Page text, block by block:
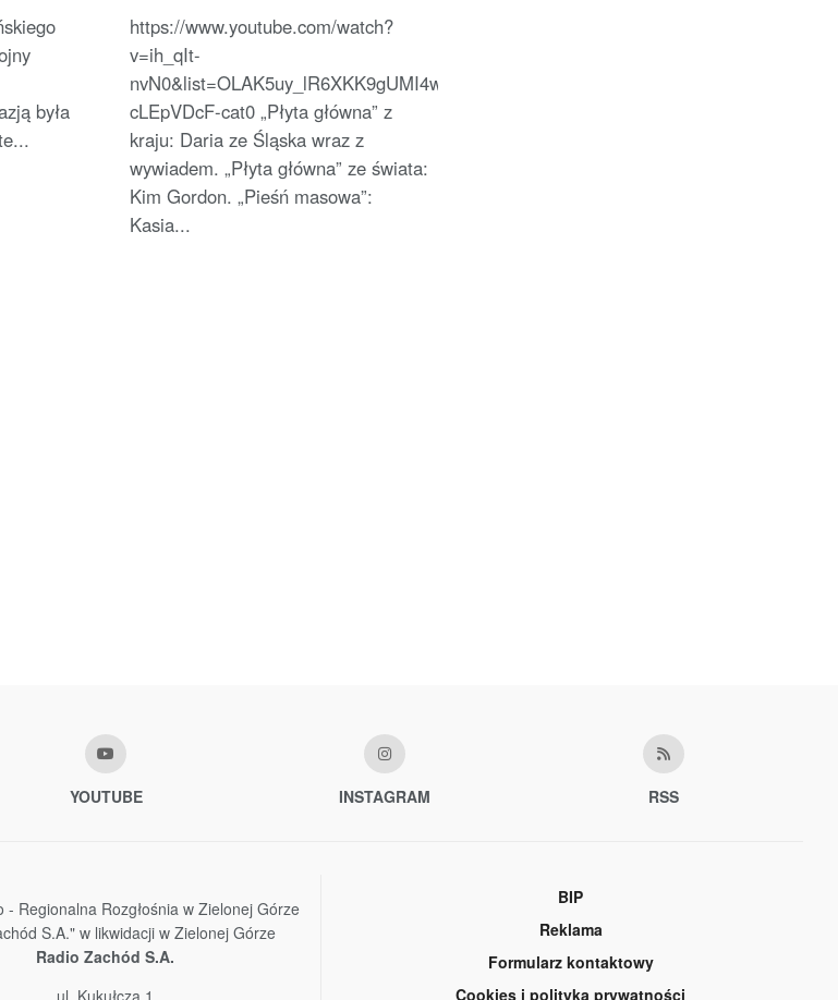
była
https://www.youtube.com/watch?
v=ih_qIt-
nvN0&list=OLAK5uy_lR6XKK9gUMI4wlqiK8P-
cLEpVDcF-cat0 „Płyta główna” z
kraju: Daria ze Śląska wraz z
wywiadem. „Płyta główna” ze świata:
Kim Gordon. „Pieśń masowa”:
Kasia...
YOUTUBE INSTAGRAM RSS
- Regionalna Rozgłośnia w Zielonej Górze
S.A." w likwidacji w Zielonej Górze
Radio Zachód S.A.
ul. Kukułcza 1
BIP
Reklama
Formularz kontaktowy
Cookies i polityka prywatności